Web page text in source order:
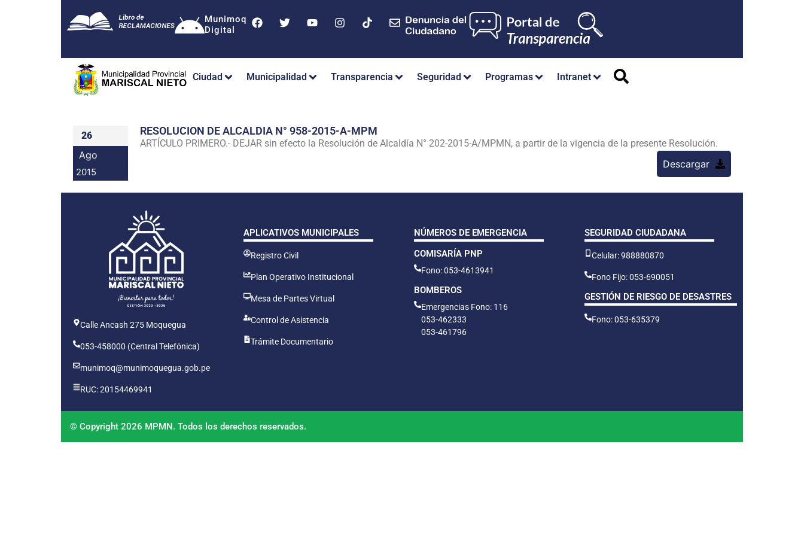
Munimoq
Digital
Ciudad Municipalidad Transparencia Seguridad Programas Intranet
26
Ago
2015
RESOLUCION DE ALCALDIA N° 958-2015-A-MPM
ARTÍCULO PRIMERO.- DEJAR sin efecto la Resolución de Alcaldía N° 202-2015-A/MPMN, a partir de la vigencia de la presente Resolución.
Descargar
Calle Ancash 275 Moquegua
053-458000 (Central Telefónica)
munimoq@munimoquegua.gob.pe
RUC: 20154469941
APLICATIVOS MUNICIPALES
Registro Civil
Plan Operativo Institucional
Mesa de Partes Virtual
Control de Asistencia
Trámite Documentario
NÚMEROS DE EMERGENCIA
COMISARÍA PNP
Fono: 053-4613941
BOMBEROS
Emergencias Fono: 116
053-462333
053-461796
SEGURIDAD CIUDADANA
Celular: 988880870
Fono Fijo: 053-690051
GESTIÓN DE RIESGO DE DESASTRES
Fono: 053-635379
© Copyright 2026 MPMN. Todos los derechos reservados.